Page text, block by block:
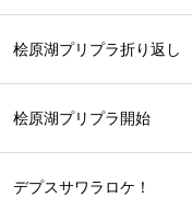
桧原湖プリプラ折り返し
桧原湖プリプラ開始
デプスサワラロケ！